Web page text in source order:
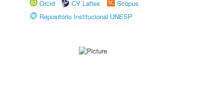
Orcid
CV Lattes
Scopus
Repositório Institucional UNESP